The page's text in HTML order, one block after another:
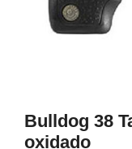
Bulldog 38
oxidado